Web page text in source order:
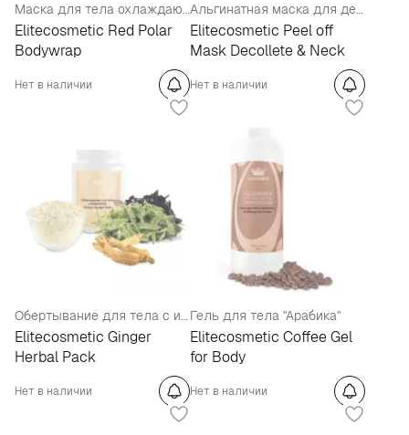
Маска для тела охлаждающая
Elitecosmetic Red Polar
Bodywrap
Нет в наличии
Альгинатная маска для декольте
Elitecosmetic Рeel off
Mask Decollete & Neck
Нет в наличии
Обертывание для тела с имбирем
Elitecosmetic Ginger
Herbal Pack
Нет в наличии
Гель для тела "Арабика"
Elitecosmetic Coffee Gel
for Body
Нет в наличии